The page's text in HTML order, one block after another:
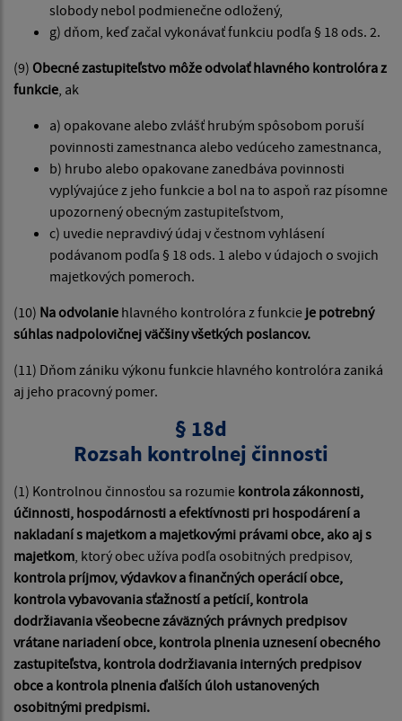
slobody nebol podmienečne odložený,
g) dňom, keď začal vykonávať funkciu podľa § 18 ods. 2.
(9) Obecné zastupiteľstvo môže odvolať hlavného kontrolóra z
funkcie, ak
a) opakovane alebo zvlášť hrubým spôsobom poruší
povinnosti zamestnanca alebo vedúceho zamestnanca,
b) hrubo alebo opakovane zanedbáva povinnosti
vyplývajúce z jeho funkcie a bol na to aspoň raz písomne
upozornený obecným zastupiteľstvom,
c) uvedie nepravdivý údaj v čestnom vyhlásení
podávanom podľa § 18 ods. 1 alebo v údajoch o svojich
majetkových pomeroch.
(10) Na odvolanie hlavného kontrolóra z funkcie je potrebný
súhlas nadpolovičnej väčšiny všetkých poslancov.
(11) Dňom zániku výkonu funkcie hlavného kontrolóra zaniká
aj jeho pracovný pomer.
§ 18d
Rozsah kontrolnej činnosti
(1) Kontrolnou činnosťou sa rozumie kontrola zákonnosti,
účinnosti, hospodárnosti a efektívnosti pri hospodárení a
nakladaní s majetkom a majetkovými právami obce, ako aj s
majetkom, ktorý obec užíva podľa osobitných predpisov,
kontrola príjmov, výdavkov a finančných operácií obce,
kontrola vybavovania sťažností a petícií, kontrola
dodržiavania všeobecne záväzných právnych predpisov
vrátane nariadení obce, kontrola plnenia uznesení obecného
zastupiteľstva, kontrola dodržiavania interných predpisov
obce a kontrola plnenia ďalších úloh ustanovených
osobitnými predpismi.